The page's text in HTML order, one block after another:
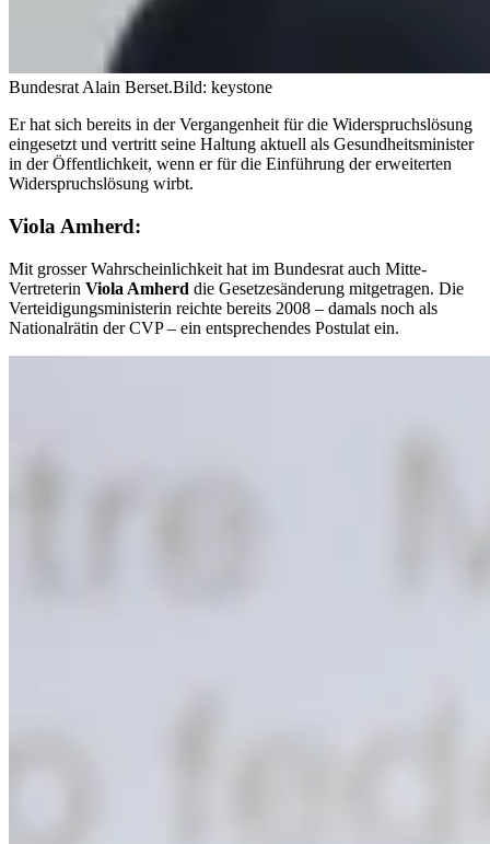
Bundesrat Alain Berset.Bild: keystone
Er hat sich bereits in der Vergangenheit für die Widerspruchslösung
eingesetzt und vertritt seine Haltung aktuell als Gesundheitsminister
in der Öffentlichkeit, wenn er für die Einführung der erweiterten
Widerspruchslösung wirbt.
Viola Amherd:
Mit grosser Wahrscheinlichkeit hat im Bundesrat auch Mitte-
Vertreterin Viola Amherd die Gesetzesänderung mitgetragen. Die
Verteidigungsministerin reichte bereits 2008 – damals noch als
Nationalrätin der CVP – ein entsprechendes Postulat ein.